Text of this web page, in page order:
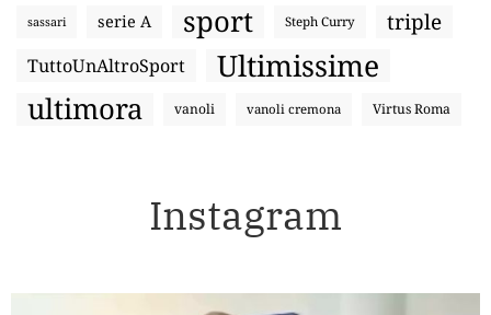
sassari serie A sport Steph Curry triple
TuttoUnAltroSport Ultimissime
ultimora vanoli vanoli cremona Virtus Roma
Instagram